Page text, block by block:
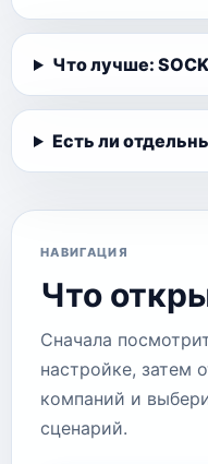
Что лучше:
Есть ли
НАВИГАЦИЯ
Что
Сначала
настройке, затем
компаний и
сценарий.